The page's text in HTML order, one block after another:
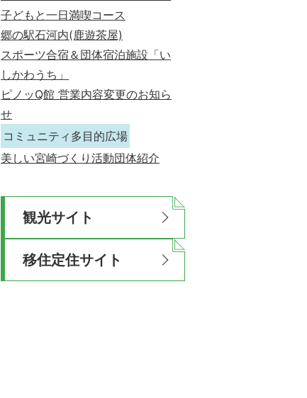
子どもと一日満喫コース
郷の駅石河内(鹿遊茶屋)
スポーツ合宿＆団体宿泊施設「い
しかわうち」
ピノッQ館 営業内容変更のお知ら
せ
コミュニティ多目的広場
美しい宮崎づくり活動団体紹介
観光サイト
移住定住サイト